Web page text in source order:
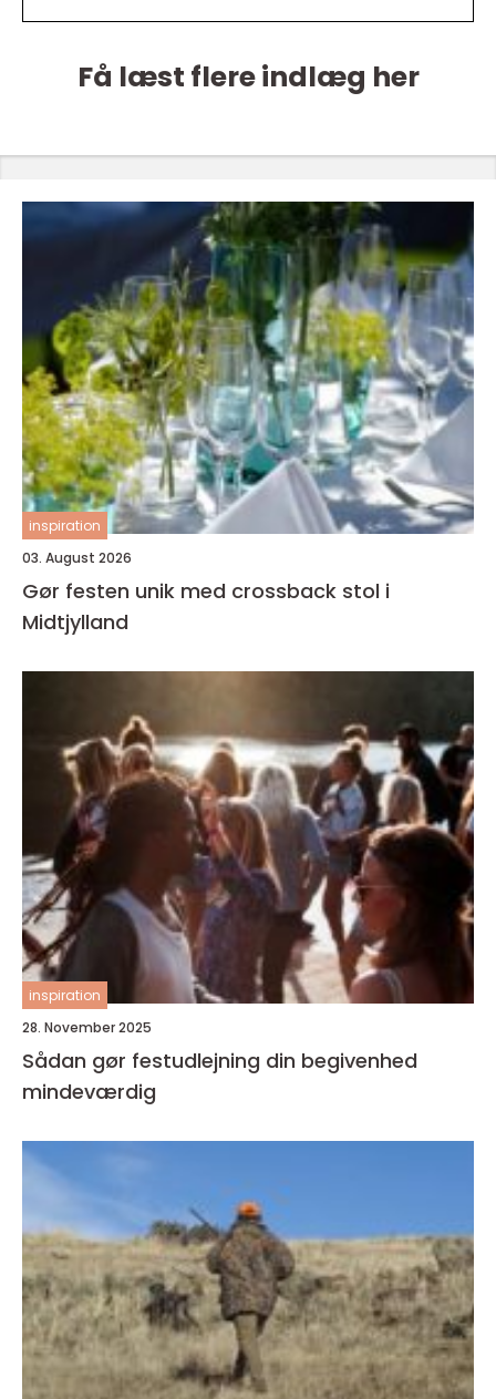
Få læst flere indlæg her
inspiration
03. August 2026
Gør festen unik med crossback stol i
Midtjylland
inspiration
28. November 2025
Sådan gør festudlejning din begivenhed
mindeværdig